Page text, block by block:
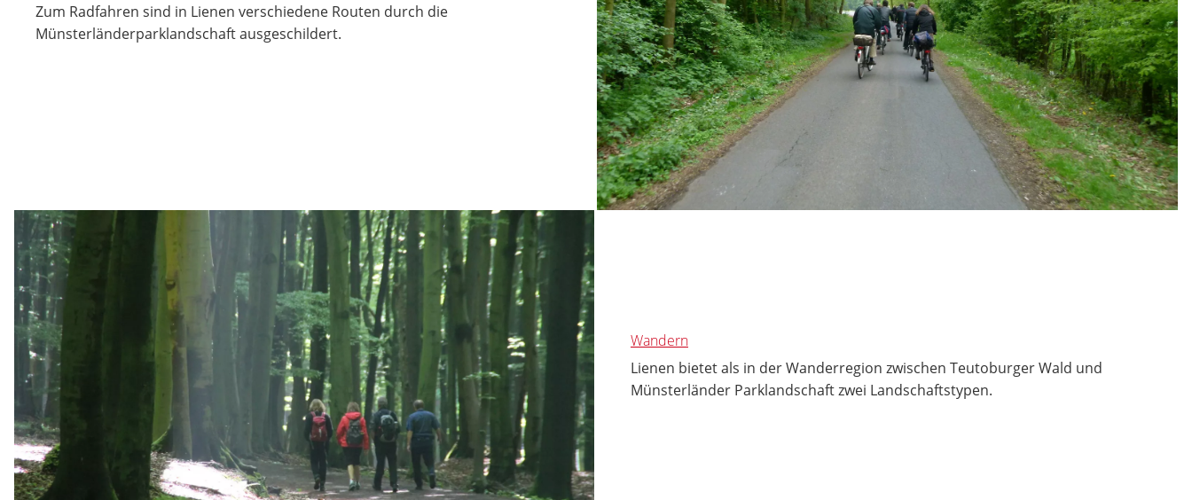
Zum Radfahren sind in Lienen verschiedene Routen durch die
Münsterländerparklandschaft ausgeschildert.
Wandern
Lienen bietet als in der Wanderregion zwischen Teutoburger Wald und
Münsterländer Parklandschaft zwei Landschaftstypen.